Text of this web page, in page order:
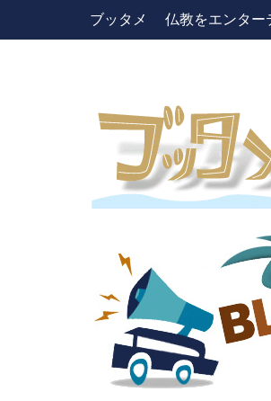
ブッタメ 仏教をエンター